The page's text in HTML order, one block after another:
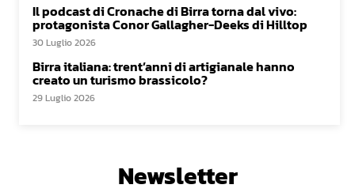
Il podcast di Cronache di Birra torna dal vivo:
protagonista Conor Gallagher-Deeks di Hilltop
30 Luglio 2026
Birra italiana: trent’anni di artigianale hanno
creato un turismo brassicolo?
29 Luglio 2026
Newsletter